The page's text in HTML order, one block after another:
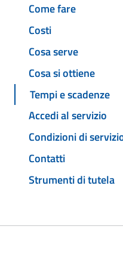
Come fare
Costi
Cosa serve
Cosa si ottiene
Tempi e scadenze
Accedi al servizio
Condizioni di
Contatti
Strumenti di tutela